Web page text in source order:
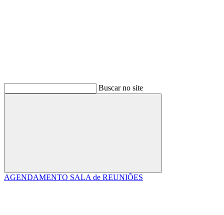
Buscar no site
Buscar
AGENDAMENTO SALA de REUNIÕES